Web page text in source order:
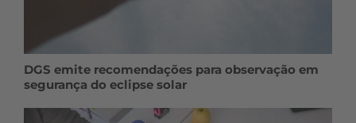
DGS emite recomendações para observação em
segurança do eclipse solar